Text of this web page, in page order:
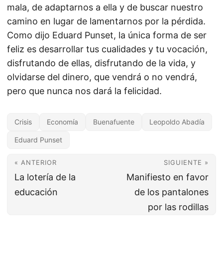
mala, de adaptarnos a ella y de buscar nuestro
camino en lugar de lamentarnos por la pérdida.
Como dijo Eduard Punset, la única forma de ser
feliz es desarrollar tus cualidades y tu vocación,
disfrutando de ellas, disfrutando de la vida, y
olvidarse del dinero, que vendrá o no vendrá,
pero que nunca nos dará la felicidad.
Crisis Economía Buenafuente Leopoldo Abadía
Eduard Punset
« ANTERIOR
La lotería de la
educación
SIGUIENTE »
Manifiesto en favor
de los pantalones
por las rodillas